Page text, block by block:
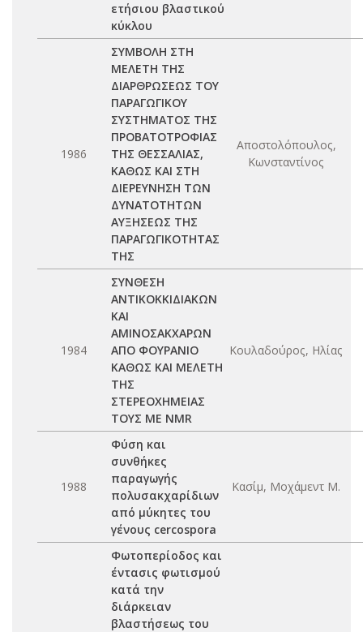
ετήσιου βλαστικού
κύκλου
1986
ΣΥΜΒΟΛΗ ΣΤΗ
ΜΕΛΕΤΗ ΤΗΣ
ΔΙΑΡΘΡΩΣΕΩΣ ΤΟΥ
ΠΑΡΑΓΩΓΙΚΟΥ
ΣΥΣΤΗΜΑΤΟΣ ΤΗΣ
ΠΡΟΒΑΤΟΤΡΟΦΙΑΣ
ΤΗΣ ΘΕΣΣΑΛΙΑΣ,
ΚΑΘΩΣ ΚΑΙ ΣΤΗ
ΔΙΕΡΕΥΝΗΣΗ ΤΩΝ
ΔΥΝΑΤΟΤΗΤΩΝ
ΑΥΞΗΣΕΩΣ ΤΗΣ
ΠΑΡΑΓΩΓΙΚΟΤΗΤΑΣ
ΤΗΣ
Αποστολόπουλος,
Κωνσταντίνος
1984
ΣΥΝΘΕΣΗ
ΑΝΤΙΚΟΚΚΙΔΙΑΚΩΝ
ΚΑΙ
ΑΜΙΝΟΣΑΚΧΑΡΩΝ
ΑΠΟ ΦΟΥΡΑΝΙΟ
ΚΑΘΩΣ ΚΑΙ ΜΕΛΕΤΗ
ΤΗΣ
ΣΤΕΡΕΟΧΗΜΕΙΑΣ
ΤΟΥΣ ΜΕ NMR
Κουλαδούρος, Ηλίας
1988
Φύση και
συνθήκες
παραγωγής
πολυσακχαρίδιων
από μύκητες του
γένους cercospora
Κασίμ, Μοχάμεντ Μ.
Φωτοπερίοδος και
έντασις φωτισμού
κατά την
διάρκειαν
βλαστήσεως του